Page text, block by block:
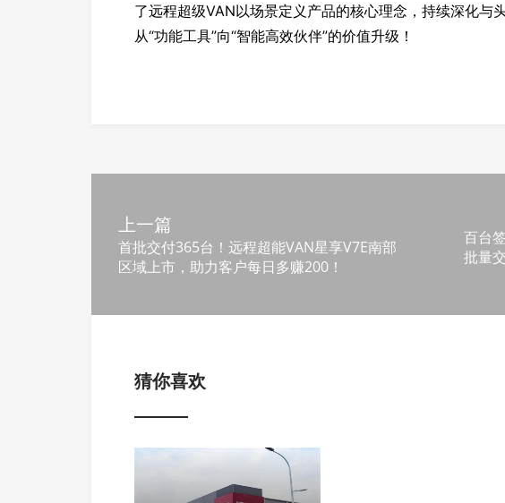
了远程超级VAN以场景定义产品的核心理念，持续深化与
从“功能工具”向“智能高效伙伴”的价值升级！
上一篇
首批交付365台！远程超能VAN星享V7E南部
区域上市，助力客户每日多赚200！
百台
批量
猜你喜欢